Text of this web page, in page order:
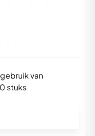
van
stuks